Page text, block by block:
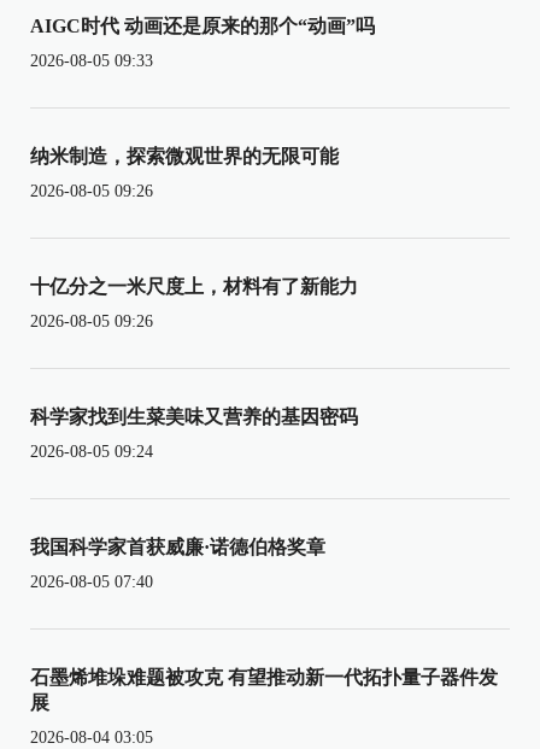
AIGC时代 动画还是原来的那个“动画”吗
2026-08-05 09:33
纳米制造，探索微观世界的无限可能
2026-08-05 09:26
十亿分之一米尺度上，材料有了新能力
2026-08-05 09:26
科学家找到生菜美味又营养的基因密码
2026-08-05 09:24
我国科学家首获威廉·诺德伯格奖章
2026-08-05 07:40
石墨烯堆垛难题被攻克 有望推动新一代拓扑量子器件发
展
2026-08-04 03:05